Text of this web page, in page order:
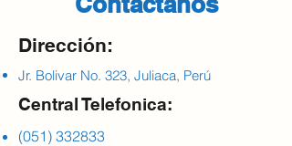
Dirección:
Jr. Bolivar No. 323, Juliaca, Perú
Central Telefonica:
(051) 332833